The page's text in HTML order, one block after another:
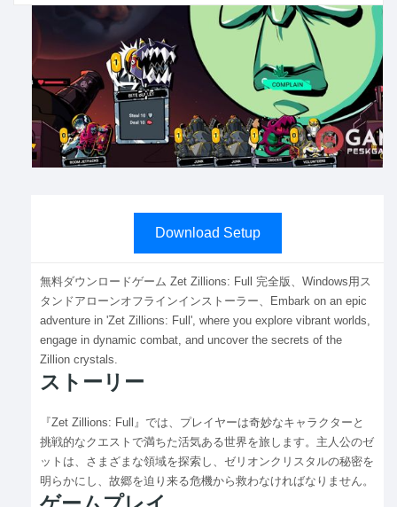
Download Setup
無料ダウンロードゲーム Zet Zillions: Full 完全版、Windows用ス
タンドアローンオフラインインストーラー、Embark on an epic
adventure in 'Zet Zillions: Full', where you explore vibrant worlds,
engage in dynamic combat, and uncover the secrets of the
Zillion crystals.
ストーリー
『Zet Zillions: Full』では、プレイヤーは奇妙なキャラクターと
挑戦的なクエストで満ちた活気ある世界を旅します。主人公のゼ
ットは、さまざまな領域を探索し、ゼリオンクリスタルの秘密を
明らかにし、故郷を迫り来る危機から救わなければなりません。